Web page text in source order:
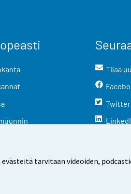
tarvitaan videoiden,
Tilaa
Twitter